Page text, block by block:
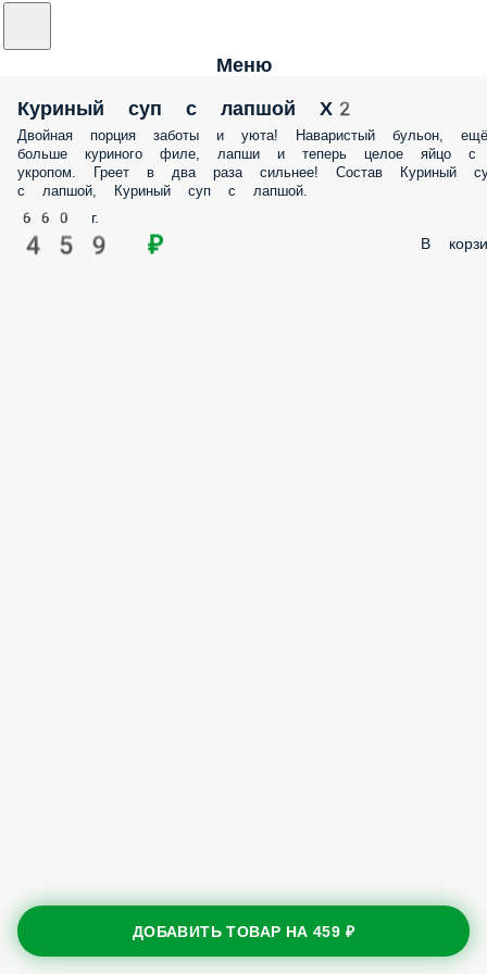
Меню
Куриный суп с лапшой Х2
Двойная порция заботы и уюта! Наваристый бульон, ещё
больше куриного филе, лапши и теперь целое яйцо с
укропом. Греет в два раза сильнее! Состав Куриный
с лапшой, Куриный суп с лапшой.
660 г.
459 ₽ В
ДОБАВИТЬ ТОВАР НА459 ₽